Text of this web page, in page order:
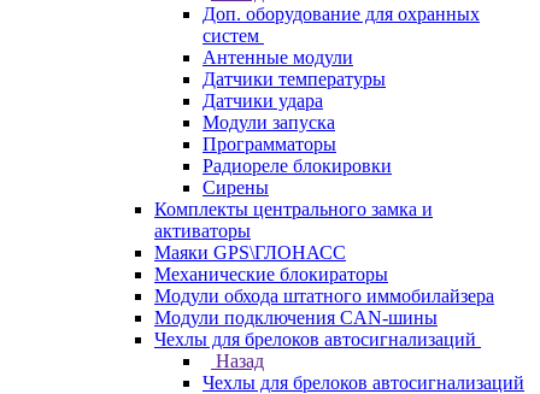
Доп. оборудование для охранных
систем
Антенные модули
Датчики температуры
Датчики удара
Модули запуска
Программаторы
Радиореле блокировки
Сирены
Комплекты центрального замка и
активаторы
Маяки GPS\ГЛОНАСС
Механические блокираторы
Модули обхода штатного иммобилайзера
Модули подключения CAN-шины
Чехлы для брелоков автосигнализаций
Назад
Чехлы для брелоков автосигнализаций